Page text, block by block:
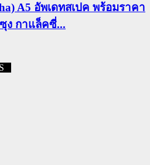
A5 อัพเดทสเปค พร้อมราคา
ง กาแล็คซี่...